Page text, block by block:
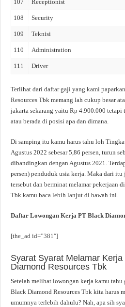
107 Receptionist
108 Security
109 Teknisi
110 Administration
111 Driver
Terlihat dari daftar gaji yang kami
Resources Tbk memang lah cukup besar
jakarta sekarang yaitu Rp 4.900.000 tetapi
atau berada di posisi apa dan dimana.
Di samping itu kamu harus tahu loh
Agustus 2022 sebesar 5,86 persen, turun
dibandingkan dengan Agustus 2021.
persen) penduduk usia kerja. Maka dari itu
tersebut dan berminat melamar pekerjaan
Tbk kamu baca lebih lanjut di bawah ini.
Daftar Lowongan Kerja PT Black
[the_ad id=”381″]
Syarat Syarat Melamar
Diamond Resources Tbk
Setelah melihat lowongan kerja kamu tahu
Black Diamond Resources Tbk kita harus
umumnya terlebih dahulu? Nah, apa sih